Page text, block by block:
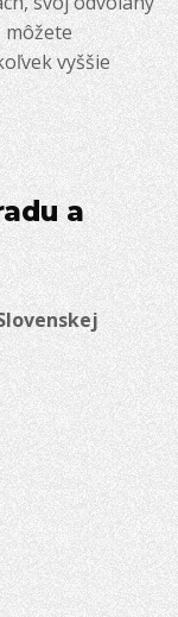
môžete
vyššie
a